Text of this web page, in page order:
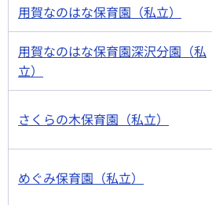
用賀なのはな保育園（私立）
用賀なのはな保育園深沢分園（私
立）
さくらの木保育園（私立）
めぐみ保育園（私立）